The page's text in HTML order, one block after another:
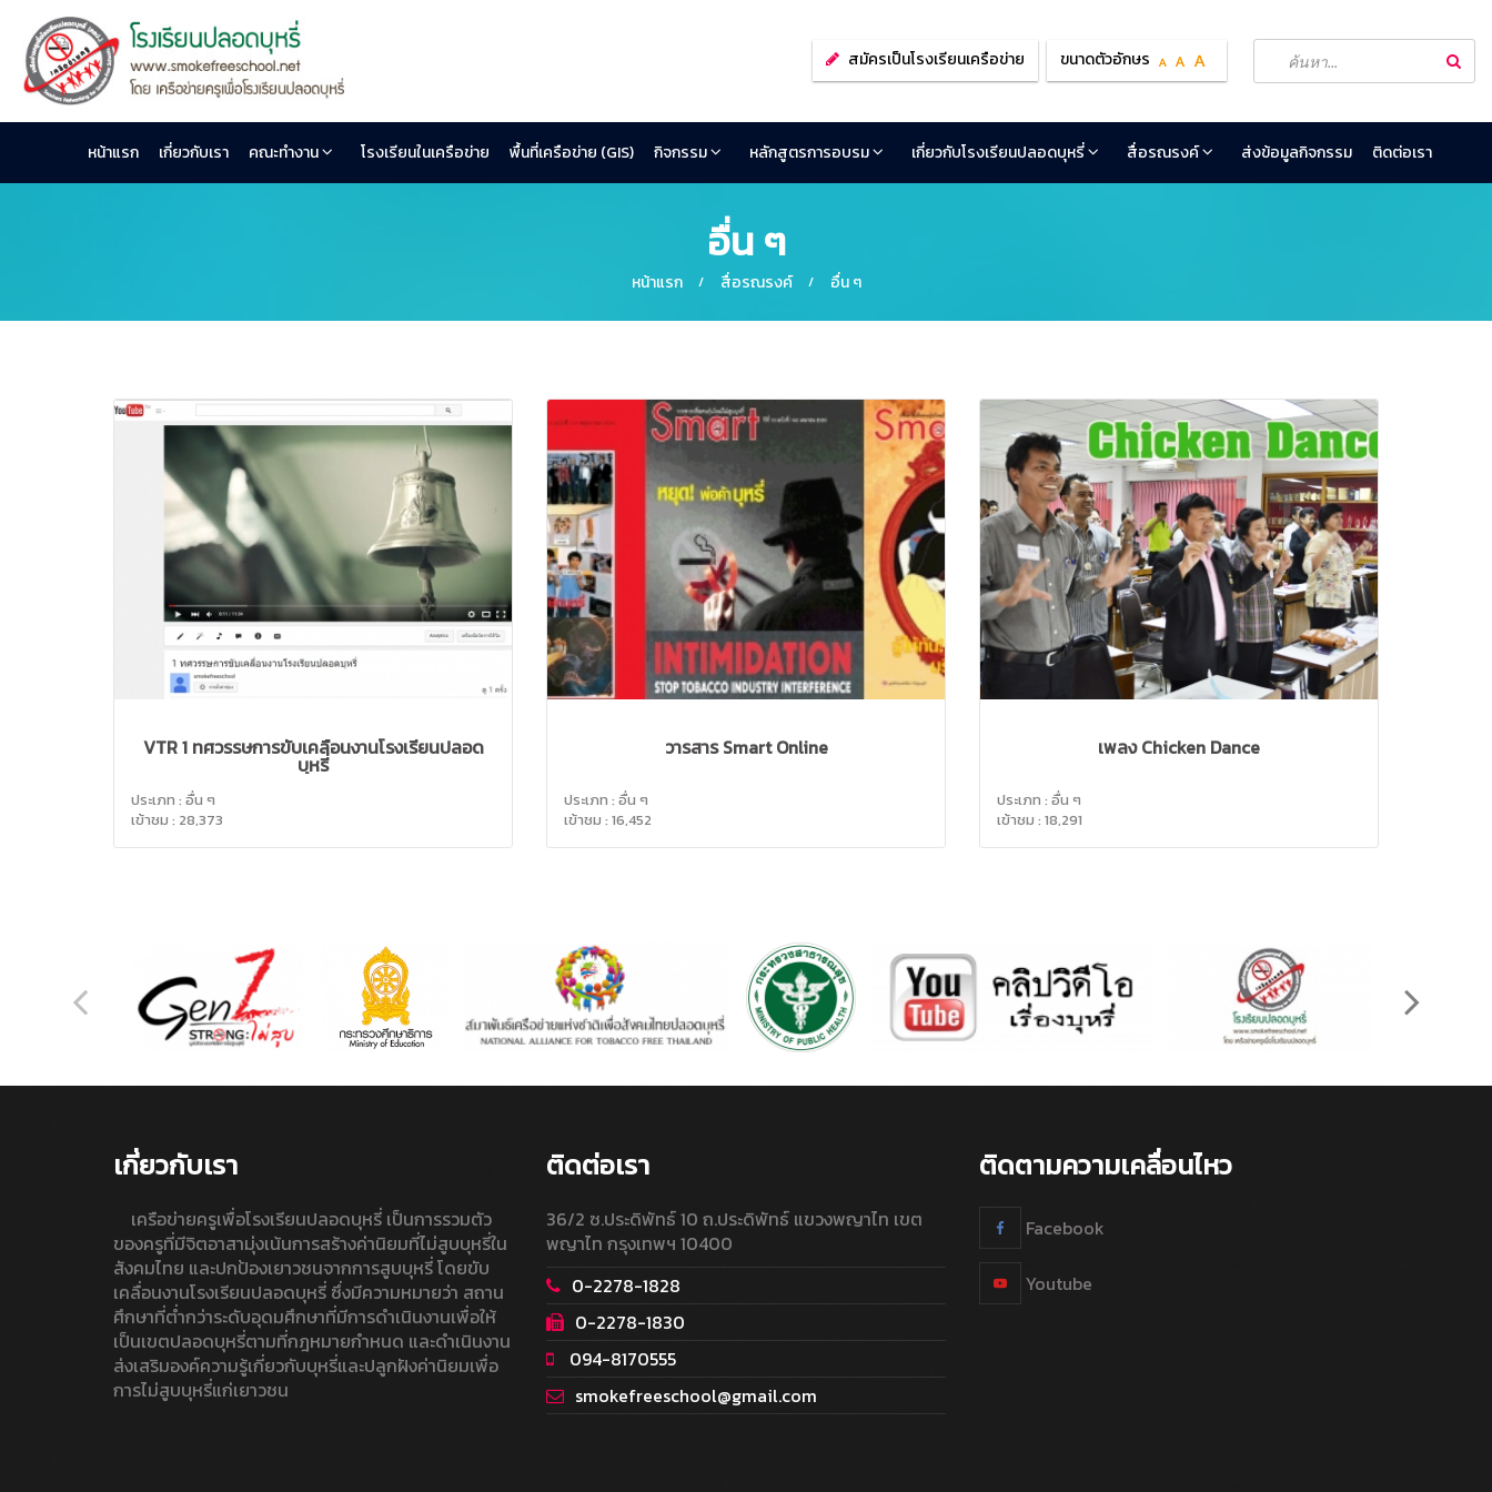
ขนาดตัวอักษร
สมัครเป็นโรงเรียนเครือข่าย
หน้าแรก เกี่ยวกับเรา คณะทำงาน โรงเรียนในเครือข่าย พื้นที่เครือข่าย (GIS) กิจกรรม หลักสูตรการอบรม เกี่ยวกับโรงเรียนปลอดบุหรี่ สื่อรณรงค์ ส่งข้อมูลกิจกรรม ติดต่อเรา
อื่น ๆ
หน้าแรก สื่อรณรงค์ อื่น ๆ
VTR 1 ทศวรรษการขับเคลื่อนงานโรงเรียนปลอด
บุหรี่
ประเภท : อื่น ๆ
เข้าชม : 28,373
วารสาร Smart Online
ประเภท : อื่น ๆ
เข้าชม : 16,452
เพลง Chicken Dance
ประเภท : อื่น ๆ
เข้าชม : 18,291
เกี่ยวกับเรา
เครือข่ายครูเพื่อโรงเรียนปลอดบุหรี่ เป็นการรวมตัว
ของครูที่มีจิตอาสามุ่งเน้นการสร้างค่านิยมที่ไม่สูบบุหรี่ใน
สังคมไทย และปกป้องเยาวชนจากการสูบบุหรี่ โดยขับ
เคลื่อนงานโรงเรียนปลอดบุหรี่ ซึ่งมีความหมายว่า สถาน
ศึกษาที่ต่ำกว่าระดับอุดมศึกษาที่มีการดำเนินงานเพื่อให้
เป็นเขตปลอดบุหรี่ตามที่กฎหมายกำหนด และดำเนินงาน
ส่งเสริมองค์ความรู้เกี่ยวกับบุหรี่และปลูกฝังค่านิยมเพื่อ
การไม่สูบบุหรี่แก่เยาวชน
ติดต่อเรา
36/2 ซ.ประดิพัทธ์ 10 ถ.ประดิพัทธ์ แขวงพญาไท เขต
พญาไท กรุงเทพฯ 10400
0-2278-1828
0-2278-1830
094-8170555
smokefreeschool@gmail.com
ติดตามความเคลื่อนไหว
Facebook
Youtube